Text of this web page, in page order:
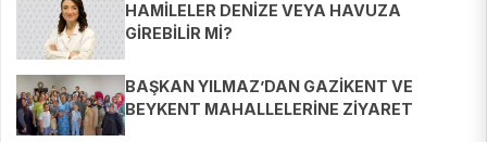
HAMİLELER DENİZE VEYA HAVUZA
GİREBİLİR Mİ?
BAŞKAN YILMAZ’DAN GAZİKENT VE
BEYKENT MAHALLELERİNE ZİYARET